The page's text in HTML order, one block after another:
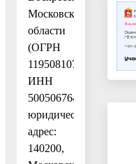
Московской
области
(ОГРН
1195081079819,
ИНН
5005067640),
юридический
адрес:
140200,